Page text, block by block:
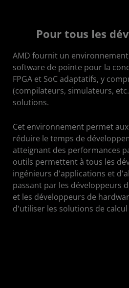
Pour tous les
AMD fournit un
software de pointe pour la
FPGA et SoC adaptatifs, y
(compilateurs, simulateurs,
solutions.
Cet environnement permet
réduire le temps de
atteignant des performances
outils permettent à tous les
ingénieurs d'applications et
passant par les développeurs
et les développeurs de
d'utiliser les solutions de